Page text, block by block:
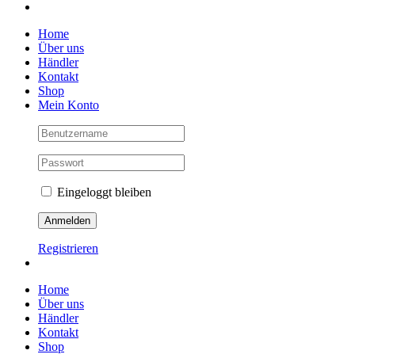
Home
Über uns
Händler
Kontakt
Shop
Mein Konto
Eingeloggt bleiben
Registrieren
Home
Über uns
Händler
Kontakt
Shop